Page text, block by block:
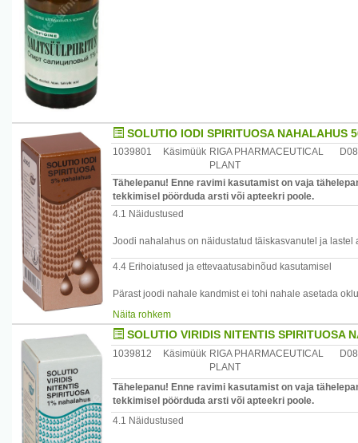
SOLUTIO IODI SPIRITUOSA NAHALAHUS
1039801 Käsimüük RIGA PHARMACEUTICAL
PLANT
Tähelepanu! Enne ravimi kasutamist on vaja
tekkimisel pöörduda arsti või apteekri poole.
4.1 Näidustused
Joodi nahalahus on näidustatud täiskasvanutel ja
4.4 Erihoiatused ja ettevaatusabinõud kasutamisel
Pärast joodi nahale kandmist ei tohi nahale asetada
korral).
Vältida regulaarset kasutamist raseduse või imetamise
Ettevaatus on vajalik, kui joodi kasutatakse pikema aja
ülitundlikkusreaktsioone. Ülitundlikkuse tekkimisel
Näita rohkem
SOLUTIO VIRIDIS NITENTIS SPIRITUOSA
1039812 Käsimüük RIGA PHARMACEUTICAL
PLANT
Tähelepanu! Enne ravimi kasutamist on vaja
tekkimisel pöörduda arsti või apteekri poole.
4.1 Näidustused